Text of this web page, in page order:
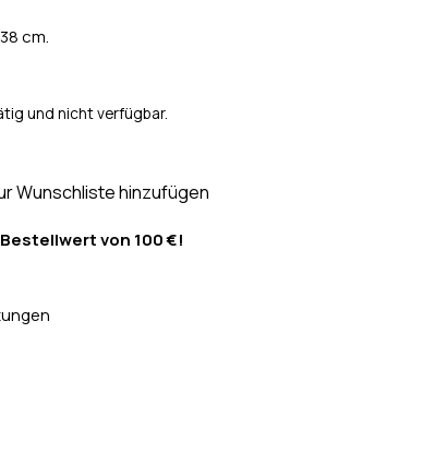
cm.
und nicht verfügbar.
Wunschliste hinzufügen
von 100 €!